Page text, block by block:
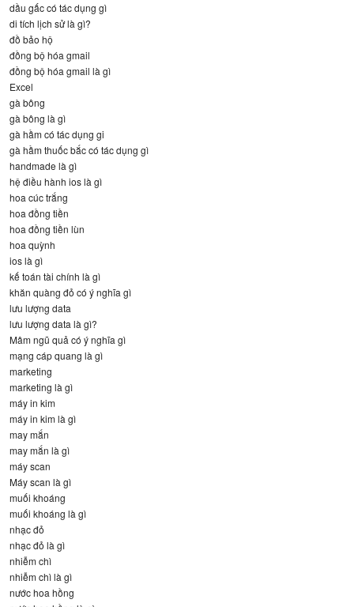
dầu gấc có tác dụng gì
di tích lịch sử là gì?
đồ bảo hộ
đồng bộ hóa gmail
đồng bộ hóa gmail là gì
Excel
gà bông
gà bông là gì
gà hầm có tác dụng gi
gà hầm thuốc bắc có tác dụng gì
handmade là gì
hệ điều hành ios là gì
hoa cúc trắng
hoa đồng tiền
hoa đồng tiền lùn
hoa quỳnh
ios là gì
kế toán tài chính là gì
khăn quàng đỏ có ý nghĩa gì
lưu lượng data
lưu lượng data là gì?
Mâm ngũ quả có ý nghĩa gì
mạng cáp quang là gì
marketing
marketing là gì
máy in kim
máy in kim là gì
may mắn
may mắn là gì
máy scan
Máy scan là gì
muối khoáng
muối khoáng là gì
nhạc đỏ
nhạc đỏ là gì
nhiễm chì
nhiễm chì là gì
nước hoa hồng